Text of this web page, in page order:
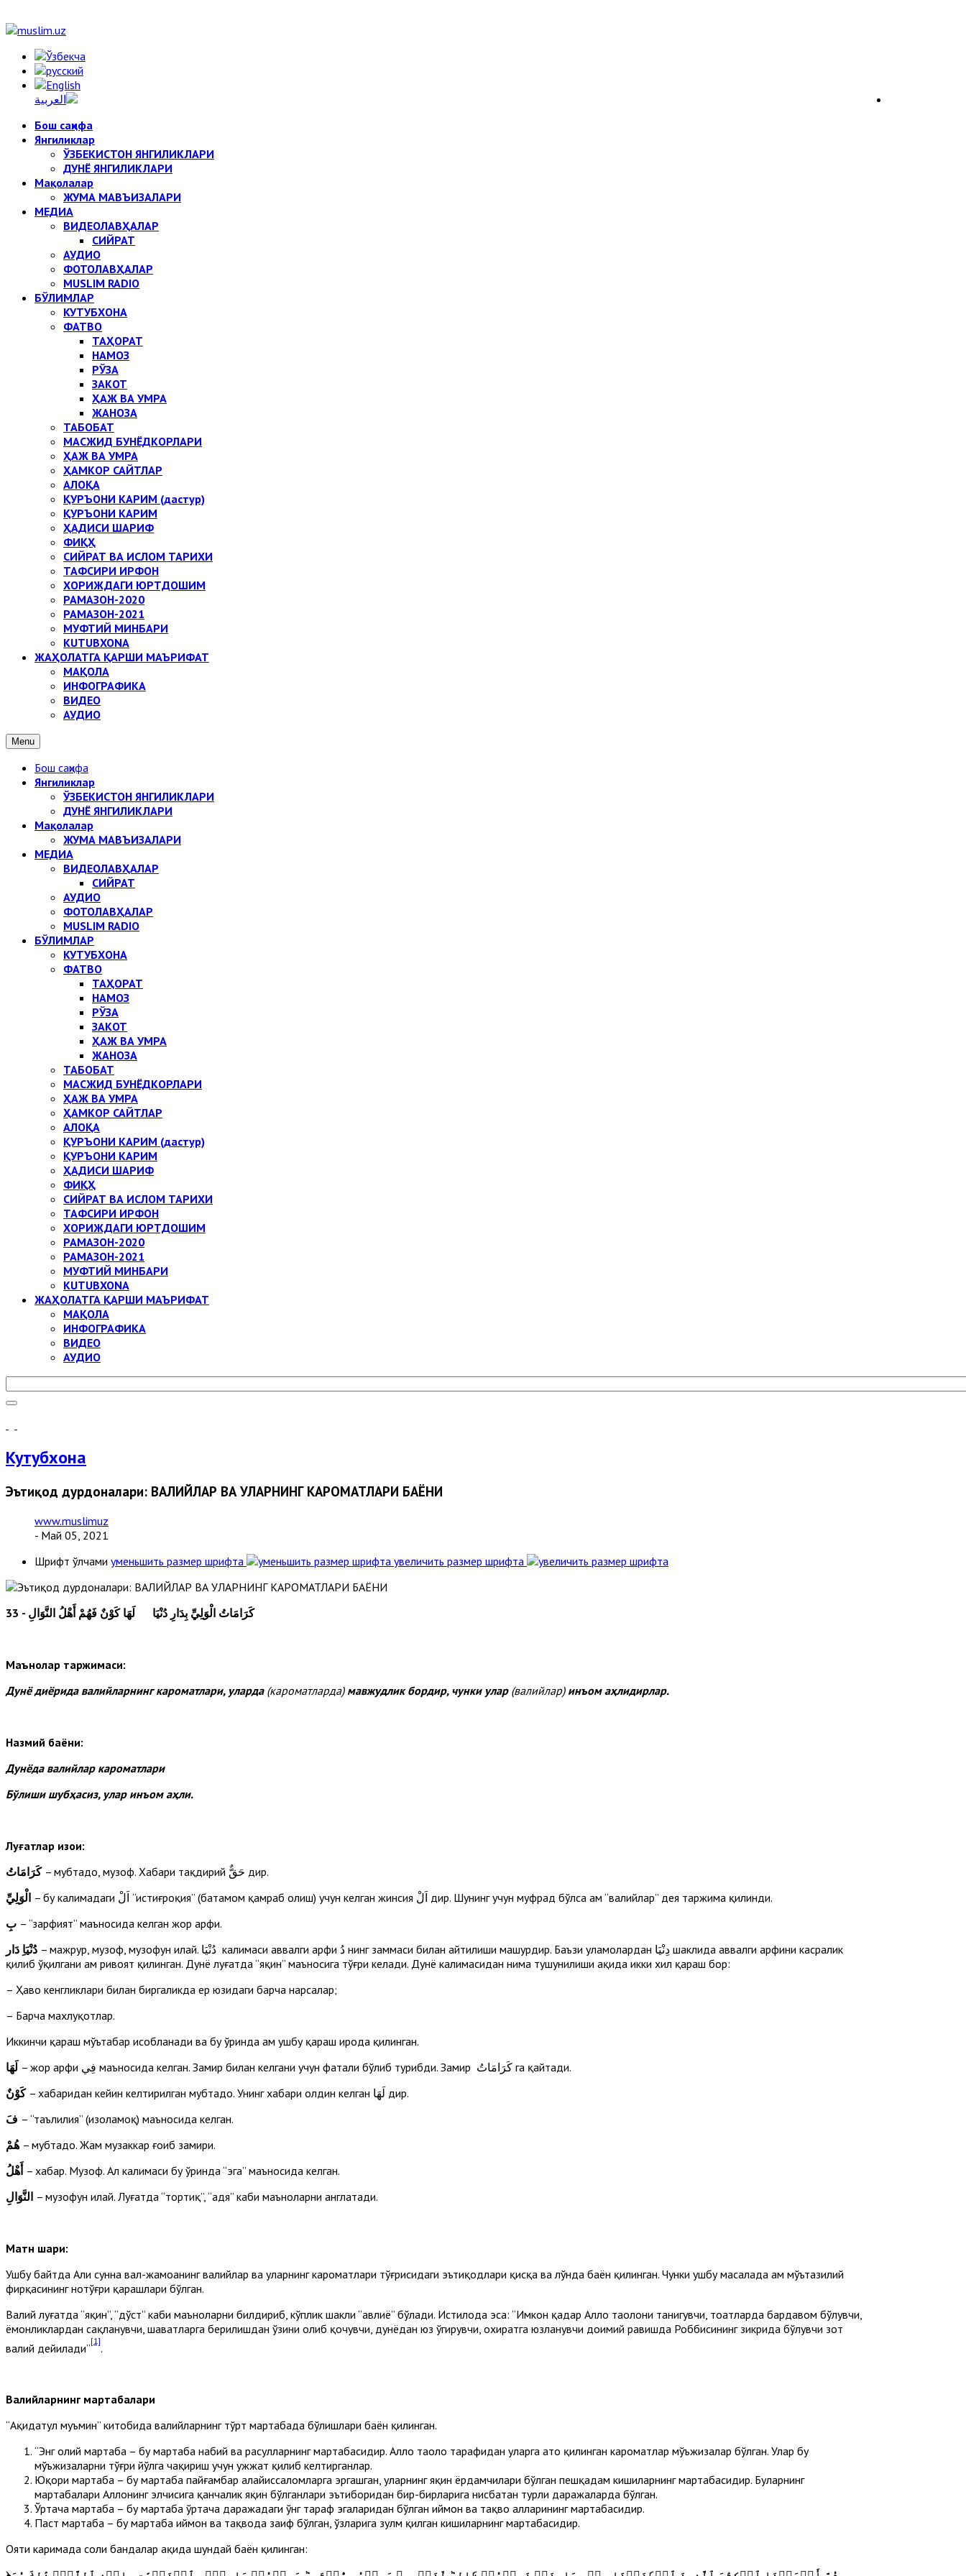
Бош саҳифа
Янгиликлар
ЎЗБЕКИСТОН ЯНГИЛИКЛАРИ
ДУНЁ ЯНГИЛИКЛАРИ
Мақолалар
ЖУМА МАВЪИЗАЛАРИ
МЕДИА
ВИДЕОЛАВҲАЛАР
СИЙРАТ
АУДИО
ФОТОЛАВҲАЛАР
MUSLIM RADIO
БЎЛИМЛАР
КУТУБХОНА
ФАТВО
ТАҲОРАТ
НАМОЗ
РЎЗА
ЗАКОТ
ҲАЖ ВА УМРА
ЖАНОЗА
ТАБОБАТ
МАСЖИД БУНЁДКОРЛАРИ
ҲАЖ ВА УМРА
ҲАМКОР САЙТЛАР
АЛОҚА
ҚУРЪОНИ КАРИМ (дастур)
ҚУРЪОНИ КАРИМ
ҲАДИСИ ШАРИФ
ФИҚҲ
СИЙРАТ ВА ИСЛОМ ТАРИХИ
ТАФСИРИ ИРФОН
ХОРИЖДАГИ ЮРТДОШИМ
РАМАЗОН-2020
РАМАЗОН-2021
МУФТИЙ МИНБАРИ
KUTUBXONA
ЖАҲОЛАТГА ҚАРШИ МАЪРИФАТ
МАҚОЛА
ИНФОГРАФИКА
ВИДЕО
АУДИО
Menu
Бош саҳифа
Янгиликлар
ЎЗБЕКИСТОН ЯНГИЛИКЛАРИ
ДУНЁ ЯНГИЛИКЛАРИ
Мақолалар
ЖУМА МАВЪИЗАЛАРИ
МЕДИА
ВИДЕОЛАВҲАЛАР
СИЙРАТ
АУДИО
ФОТОЛАВҲАЛАР
MUSLIM RADIO
БЎЛИМЛАР
КУТУБХОНА
ФАТВО
ТАҲОРАТ
НАМОЗ
РЎЗА
ЗАКОТ
ҲАЖ ВА УМРА
ЖАНОЗА
ТАБОБАТ
МАСЖИД БУНЁДКОРЛАРИ
ҲАЖ ВА УМРА
ҲАМКОР САЙТЛАР
АЛОҚА
ҚУРЪОНИ КАРИМ (дастур)
ҚУРЪОНИ КАРИМ
ҲАДИСИ ШАРИФ
ФИҚҲ
СИЙРАТ ВА ИСЛОМ ТАРИХИ
ТАФСИРИ ИРФОН
ХОРИЖДАГИ ЮРТДОШИМ
РАМАЗОН-2020
РАМАЗОН-2021
МУФТИЙ МИНБАРИ
KUTUBXONA
ЖАҲОЛАТГА ҚАРШИ МАЪРИФАТ
МАҚОЛА
ИНФОГРАФИКА
ВИДЕО
АУДИО
Кутубхона
Эътиқод дурдоналари: ВАЛИЙЛАР ВА УЛАРНИНГ КАРОМАТЛАРИ БАЁНИ
www.muslimuz
- Май 05, 2021
Шрифт ўлчами уменьшить размер шрифта увеличить размер шрифта
33 - كَرَامَاتُ الْوَلِيِّ بِدَارِ دُنْيَا لَهَا كَوْنٌ فَهُمْ أَهْلُ النَّوَالِ
Маънолар таржимаси:
Дунё диёрида валийларнинг кароматлари, уларда (кароматларда)мавжудлик бордир, чунки улар (валийлар)инъом аҳлидирлар.
Назмий баёни:
Дунёда валийлар кароматлари
Бўлиши шубҳасиз, улар инъом аҳли.
Луғатлар изоҳи:
كَرَامَاتُ
– мубтадо, музоф. Хабари тақдирий حَقٌّ дир.
الْوَلِيِّ
– бу калимадаги اَلْ “истиғроқия” (батамом қамраб олиш) учун келган жинсия اَلْ дир. Шунинг учун муфрад бўлса ҳам “валийлар” дея таржима қилинди.
بِ – “зарфият” маъносида келган жор ҳарфи.
دُنْيَاِ دَار
– мажрур, музоф, музофун илайҳ. دُنْيَا калимаси аввалги ҳарфи دُ нинг заммаси билан айтилиши машҳурдир. Баъзи уламолардан دِنْيَا шаклида аввалги ҳарфини касралик
қилиб ўқилгани ҳам ривоят қилинган. Дунё луғатда “яқин” маъносига тўғри келади. Дунё калимасидан нима тушунилиши ҳақида икки хил қараш бор:
– Ҳаво кенгликлари билан биргаликда ер юзидаги барча нарсалар;
– Барча махлуқотлар.
Иккинчи қараш мўътабар ҳисобланади ва бу ўринда ҳам ушбу қараш ирода қилинган.
لَهَا
– жор ҳарфи فِي маъносида келган. Замир билан келгани учун фатҳали бўлиб турибди. Замир كَرَامَاتُ га қайтади.
كَوْنٌ
– хабаридан кейин келтирилган мубтадо. Унинг хабари олдин келган لَهَا дир.
فَ – “таълилия” (изоҳламоқ) маъносида келган.
هُمْ – мубтадо. Жам музаккар ғоиб замири.
أَهْلُ– хабар. Музоф. Аҳл калимаси бу ўринда “эга” маъносида келган.
النَّوَالِ – музофун илайҳ. Луғатда “тортиқ”, “ҳадя” каби маъноларни англатади.
Матн шарҳи:
Ушбу байтда Аҳли сунна вал-жамоанинг валийлар ва уларнинг кароматлари тўғрисидаги эътиқодлари қисқа ва лўнда баён қилинган. Чунки ушбу масалада ҳам мўътазилий
фирқасининг нотўғри қарашлари бўлган.
Валий луғатда “яқин”, “дўст” каби маъноларни билдириб, кўплик шакли “авлиё” бўлади. Истилоҳда эса: “Имкон қадар Аллоҳ таолони танигувчи, тоатларда бардавом бўлувчи,
ёмонликлардан сақланувчи, шаҳватларга берилишдан ўзини олиб қочувчи, дунёдан юз ўгирувчи, охиратга юзланувчи доимий равишда Роббисининг зикрида бўлувчи зот
валий дейилади”[1].
Валийларнинг мартабалари
“Ақидатул муъмин” китобида валийларнинг тўрт мартабада бўлишлари баён қилинган.
“Энг олий мартаба – бу мартаба набий ва расулларнинг мартабасидир. Аллоҳ таоло тарафидан уларга ато қилинган кароматлар мўъжизалар бўлган. Улар бу
мўъжизаларни тўғри йўлга чақириш учун ҳужжат қилиб келтирганлар.
Юқори мартаба – бу мартаба пайғамбар алайҳиссаломларга эргашган, уларнинг яқин ёрдамчилари бўлган пешқадам кишиларнинг мартабасидир. Буларнинг
мартабалари Аллоҳнинг элчисига қанчалик яқин бўлганлари эътиборидан бир-бирларига нисбатан турли даражаларда бўлган.
Ўртача мартаба – бу мартаба ўртача даражадаги ўнг тараф эгаларидан бўлган иймон ва тақво аҳлларининг мартабасидир.
Паст мартаба – бу мартаба иймон ва тақвода заиф бўлган, ўзларига зулм қилган кишиларнинг мартабасидир.
Ояти каримада солиҳ бандалар ҳақида шундай баён қилинган: